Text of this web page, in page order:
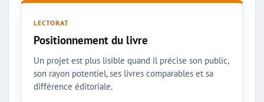
LECTORAT
Positionnement du livre
Un projet est plus lisible quand il précise son public,
son rayon potentiel, ses livres comparables et sa
différence éditoriale.